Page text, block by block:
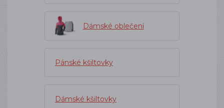
Dámské oblečení
Pánské kšiltovky
Dámské kšiltovky